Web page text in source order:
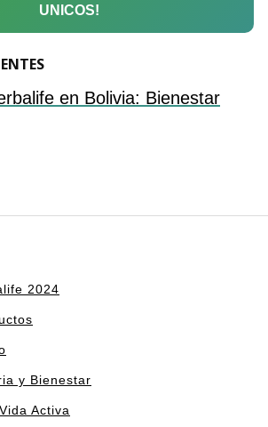
UNICOS!
en Bolivia: Bienestar
2024
y Bienestar
Activa